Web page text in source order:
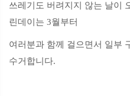
쓰레기도 버려지지 않는 날이
린데이는 3월부터
여러분과 함께 걸으면서 일부
수거합니다.